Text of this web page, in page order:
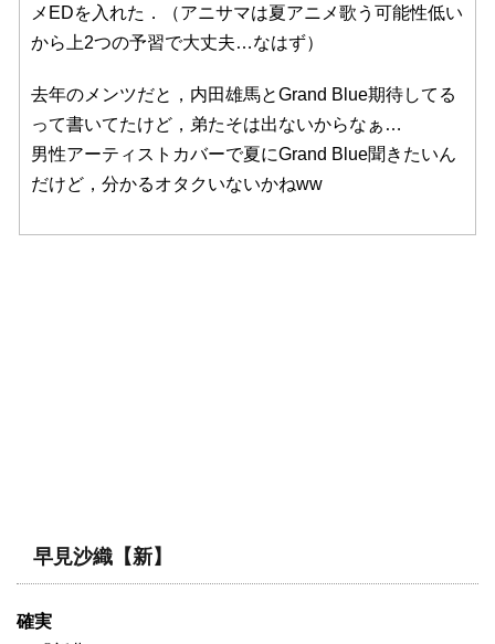
メEDを入れた．（アニサマは夏アニメ歌う可能性低い
から上2つの予習で大丈夫…なはず）
去年のメンツだと，内田雄馬とGrand Blue期待してる
って書いてたけど，弟たそは出ないからなぁ…
男性アーティストカバーで夏にGrand Blue聞きたいん
だけど，分かるオタクいないかねww
早見沙織【新】
確実